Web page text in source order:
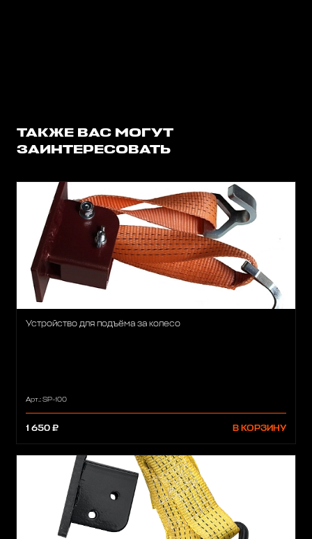
ТАКЖЕ ВАС МОГУТ
ЗАИНТЕРЕСОВАТЬ
Устройство для подъёма за колесо
Арт.: SP-100
1 650 ₽ В КОРЗИНУ